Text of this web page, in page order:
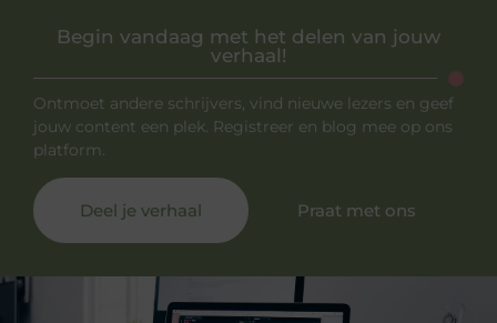
Begin vandaag met het delen van jouw
verhaal!
Ontmoet andere schrijvers, vind nieuwe lezers en geef
jouw content een plek. Registreer en blog mee op ons
platform.
Deel je verhaal Praat met ons